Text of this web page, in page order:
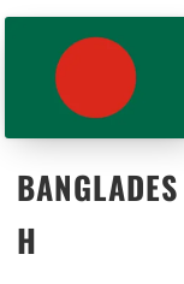
BANGLADES
H